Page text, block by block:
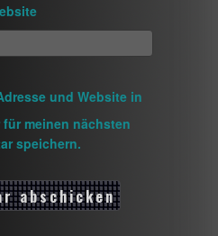
und Website in
meinen nächsten
speichern.